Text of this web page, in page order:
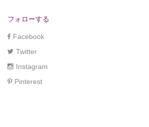
フォローする
Facebook
Twitter
Instagram
Pinterest